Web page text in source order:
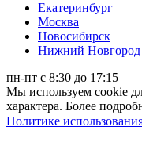
Екатеринбург
Москва
Новосибирск
Нижний Новгород
пн-пт с 8:30 до 17:15
Мы используем cookie
характера. Более
Политике